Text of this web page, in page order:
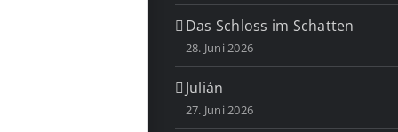
Das Schloss im Schatten
28. Juni 2026
Julián
27. Juni 2026